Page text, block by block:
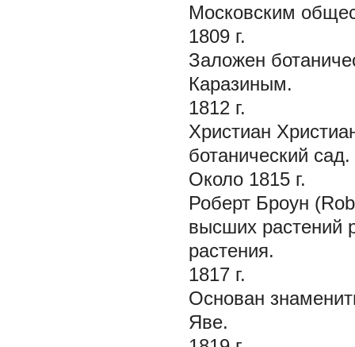
Московским
1809 г.
Заложен
Каразиным.
1812 г.
Христиан
ботанический сад.
Около 1815 г.
Роберт Броун
высших растений
растения.
1817 г.
Основан
Яве.